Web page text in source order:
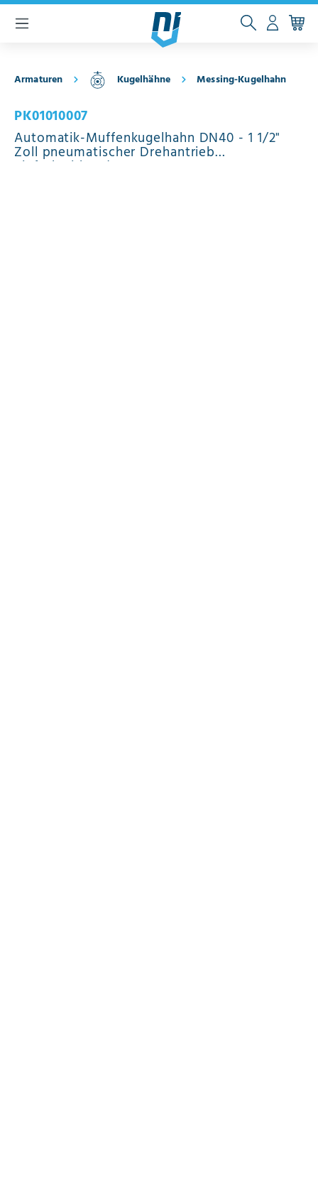
springen
Armaturen Kugelhähne Messing-Kugelhahn
PK01010007
Automatik-Muffenkugelhahn DN40 - 1 1/2"
Zoll pneumatischer Drehantrieb
einfachwirkend PK01